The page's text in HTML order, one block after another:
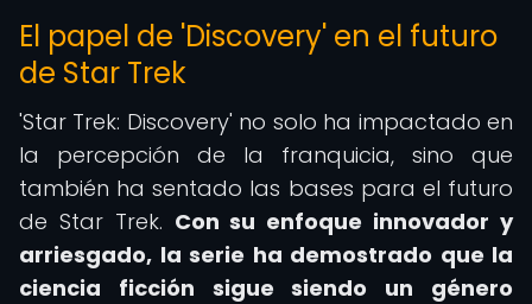
El papel de 'Discovery' en el futuro
de Star Trek
'Star Trek: Discovery' no solo ha impactado en
la percepción de la franquicia, sino que
también ha sentado las bases para el futuro
de Star Trek. Con su enfoque innovador y
arriesgado, la serie ha demostrado que la
ciencia ficción sigue siendo un género